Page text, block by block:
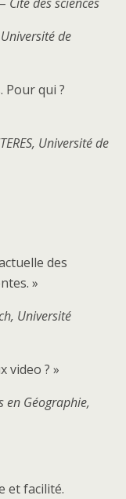
de
Pour qui ?
Université de
des
»
Université
video ? »
en Géographie,
et facilité.